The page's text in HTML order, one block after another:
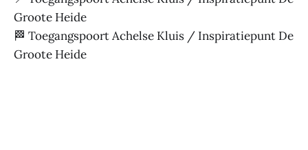
Groote Heide
🏁 Toegangspoort Achelse Kluis / Inspiratiepunt De
Groote Heide